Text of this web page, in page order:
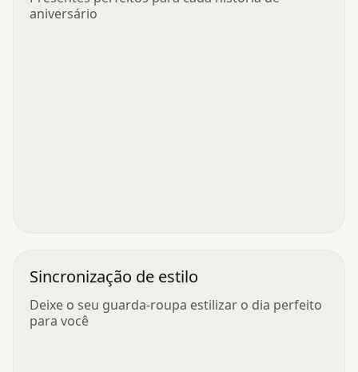
aniversário
Sincronização de estilo
Deixe o seu guarda-roupa estilizar o dia perfeito
para você